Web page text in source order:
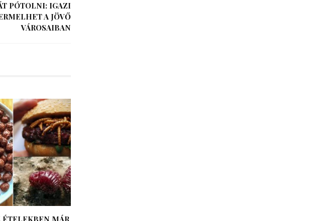
PÓTOLNI: IGAZI
A JÖVŐ
VÁROSAIBAN
ÉTELEKBEN MÁR